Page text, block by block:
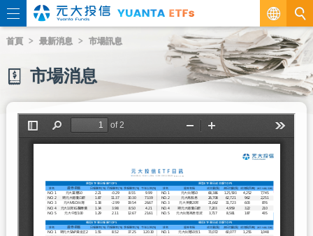
繁
EN
首頁 最新消息 市場訊息
市場消息